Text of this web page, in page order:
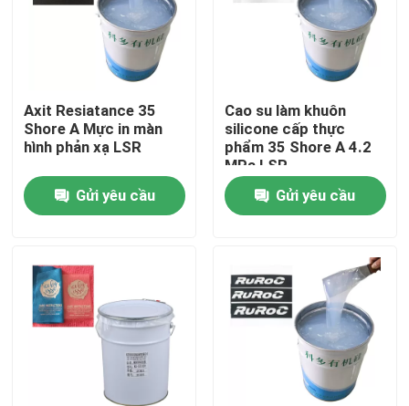
Nhà
Về chúng tôi
Sản phẩm
Mực cao su silicone
Axit Resiatance 35
Shore A Mực in màn
hình phản xạ LSR
Gửi yêu cầu
Cao su làm khuôn
silicone cấp thực
phẩm 35 Shore A 4.2
MPa LSR
Gửi yêu cầu